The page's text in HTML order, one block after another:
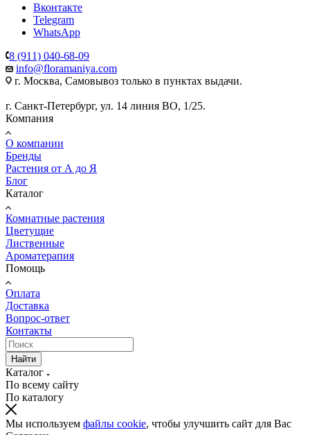
Вконтакте
Telegram
WhatsApp
8 (911) 040-68-09
info@floramaniya.com
г. Москва, Самовывоз только в пунктах выдачи.
г. Санкт-Петербург, ул. 14 линия ВО, 1/25.
Компания
О компании
Бренды
Растения от А до Я
Блог
Каталог
Комнатные растения
Цветущие
Лиственные
Ароматерапия
Помощь
Оплата
Доставка
Вопрос-ответ
Контакты
Найти
Каталог
По всему сайту
По каталогу
Мы используем файлы cookie, чтобы улучшить сайт для Вас